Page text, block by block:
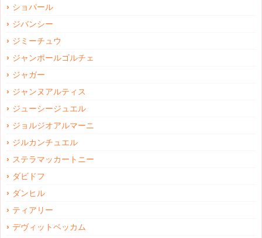
ショパール
ジバンシー
ジミーチュウ
ジャンポールゴルチェ
ジャガー
ジャンヌアルティス
ジューシージュエル
ジョルジオアルマーニ
ジルカンチュエル
ステラマッカートニー
ダビドフ
ダンヒル
ティアリー
デヴィットベッカム